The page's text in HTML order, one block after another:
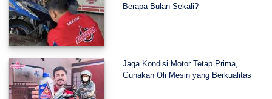
Berapa Bulan Sekali?
Jaga Kondisi Motor Tetap Prima,
Gunakan Oli Mesin yang Berkualitas